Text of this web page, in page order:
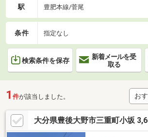
駅 豊肥本線/菅尾
条件 指定なし
検索条件を保存
新着メールを受
取る
1 件が該当しました。
大分県豊後大野市三重町小坂